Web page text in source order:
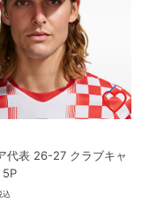
代表 26-27 クラブキャ
5P
込